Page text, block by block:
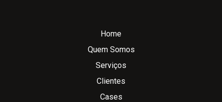
Home
Quem Somos
Serviços
Clientes
Cases